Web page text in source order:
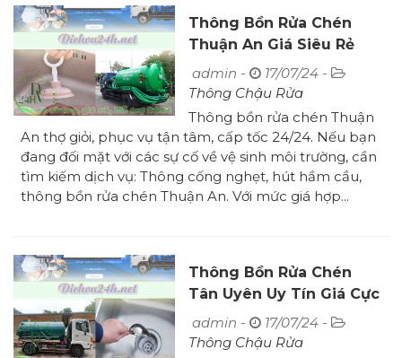
Thông Bồn Rửa Chén
Thuận An Giá Siêu Rẻ
Hiệu Quả 100%
admin -
17/07/24 -
Thông Chậu Rửa
Thông bồn rửa chén Thuận
An thợ giỏi, phục vụ tận tâm, cấp tốc 24/24. Nếu bạn
đang đối mặt với các sự cố về vệ sinh môi trường, cần
tìm kiếm dịch vụ: Thông cống nghẹt, hút hầm cầu,
thông bồn rửa chén Thuận An. Với mức giá hợp...
Thông Bồn Rửa Chén
Tân Uyên Uy Tín Giá Cực
Rẻ Sạch 100%
admin -
17/07/24 -
Thông Chậu Rửa